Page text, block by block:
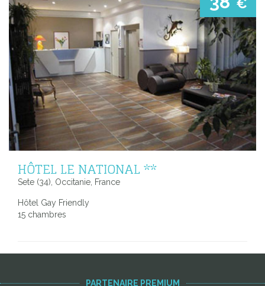
€
HÔTEL LE NATIONAL **
Sete (34), Occitanie, France
Hôtel Gay Friendly
15 chambres
PARTENAIRE PREMIUM